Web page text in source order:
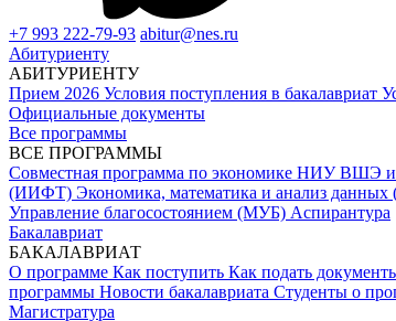
+7 993 222-79-93 abitur@nes.ru
Абитуриенту
АБИТУРИЕНТУ
Прием 2026 Условия поступления в бакалавриат
Официальные документы
Все программы
ВСЕ ПРОГРАММЫ
Совместная программа по экономике НИУ ВШЭ
(ИИФТ) Экономика, математика и анализ
Управление благосостоянием (МУБ) Аспирантура
Бакалавриат
БАКАЛАВРИАТ
О программе Как поступить Как подать
программы Новости бакалавриата Студенты о
Магистратура